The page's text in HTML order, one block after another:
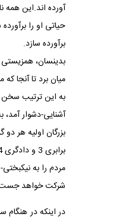
آورده ‏اند.این
حیاتی او را
برآورده سازد.
بدین‏سان،
میان برد تا آنجا
به این ترتیب سخن
آشنایی-دشوار
بزرگان اولیه هر
مردم را به
شرکت خواهد جست.
در این‏که در